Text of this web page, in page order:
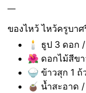
—
ของไหว้ ไหว้ครูบาศ
🕯 ธูป 3 ดอก /
🌺 ดอกไม้สีข
🍚 ข้าวสุก 1 ถ้
🧉 น้ำสะอาด